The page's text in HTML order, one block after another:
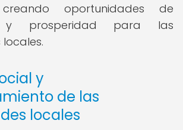
oportunidades de
y prosperidad para las
y
de las
locales